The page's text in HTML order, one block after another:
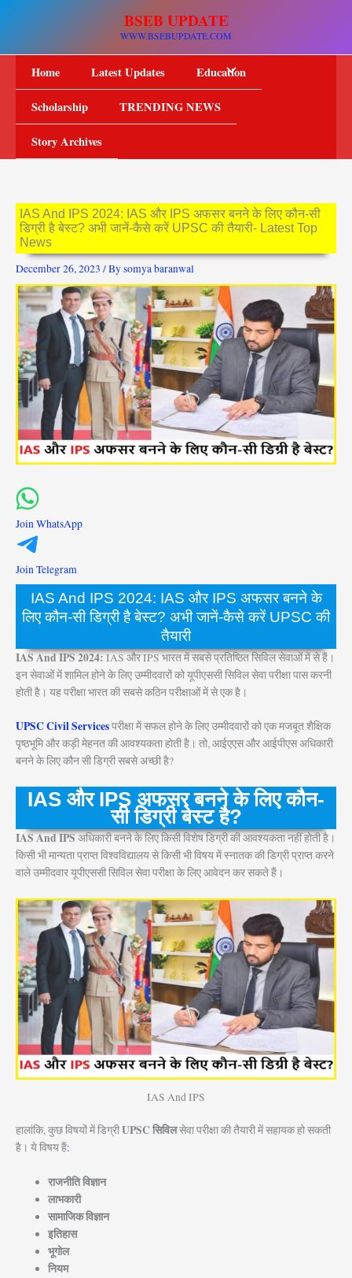
BSEB UPDATE
WWW.BSEBUPDATE.COM
Home Latest Updates Education
Scholarship TRENDING NEWS
Story Archives
IAS And IPS 2024: IAS और IPS अफसर बनने के लिए कौन-सी
डिग्री है बेस्ट? अभी जानें-कैसे करें UPSC की तैयारी- Latest Top
News
December 26, 2023 / Bysomya baranwal
Join WhatsApp
Join Telegram
IAS And IPS 2024: IAS और IPS अफसर बनने के
लिए कौन-सी डिग्री है बेस्ट? अभी जानें-कैसे करें UPSC की
तैयारी
IAS And IPS 2024:IAS और IPS भारत में सबसे प्रतिष्ठित सिविल सेवाओं में से हैं।
इन सेवाओं में शामिल होने के लिए उम्मीदवारों को यूपीएससी सिविल सेवा परीक्षा पास करनी
होती है। यह परीक्षा भारत की सबसे कठिन परीक्षाओं में से एक है।
UPSC Civil Servicesपरीक्षा में सफल होने के लिए उम्मीदवारों को एक मजबूत शैक्षिक
पृष्ठभूमि और कड़ी मेहनत की आवश्यकता होती है। तो, आईएएस और आईपीएस अधिकारी
बनने के लिए कौन सी डिग्री सबसे अच्छी है?
IAS और IPS अफसर बनने के लिए कौन-
सी डिग्री बेस्ट है?
IAS And IPSअधिकारी बनने के लिए किसी विशेष डिग्री की आवश्यकता नहीं होती है।
किसी भी मान्यता प्राप्त विश्वविद्यालय से किसी भी विषय में स्नातक की डिग्री प्राप्त करने
वाले उम्मीदवार यूपीएससी सिविल सेवा परीक्षा के लिए आवेदन कर सकते हैं।
IAS And IPS
हालांकि, कुछ विषयों में डिग्रीUPSC सिविलसेवा परीक्षा की तैयारी में सहायक हो सकती
है। ये विषय हैं:
राजनीति विज्ञान
लाभकारी
सामाजिक विज्ञान
इतिहास
भूगोल
नियम